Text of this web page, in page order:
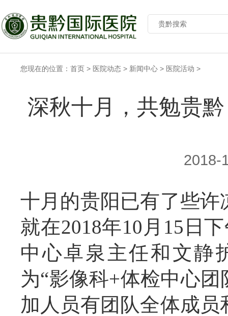
您现在的位置： 首页 > 医院动态 > 新闻中心 > 医院活动 >
深秋十月，共勉贵
2018-
十月的贵阳已有了些
就在2018年10月15日
中心卓泉主任和文静
为“影像科+体检中心
加人员有团队全体成